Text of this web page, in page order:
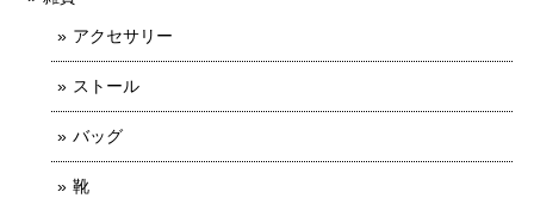
アクセサリー
ストール
バッグ
靴